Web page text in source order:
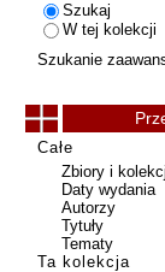
Szukaj
W tej kolekcji
Szukanie
Całe
Zbiory i
Daty wydania
Autorzy
Tytuły
Tematy
Ta kolekcja